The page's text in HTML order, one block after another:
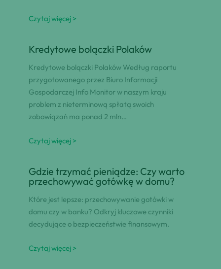
Czytaj więcej >
Kredytowe bolączki Polaków
Kredytowe bolączki Polaków Według raportu
przygotowanego przez Biuro Informacji
Gospodarczej Info Monitor w naszym kraju
problem z nieterminową spłatą swoich
zobowiązań ma ponad 2 mln…
Czytaj więcej >
Gdzie trzymać pieniądze: Czy warto
przechowywać gotówkę w domu?
Które jest lepsze: przechowywanie gotówki w
domu czy w banku? Odkryj kluczowe czynniki
decydujące o bezpieczeństwie finansowym.
Czytaj więcej >